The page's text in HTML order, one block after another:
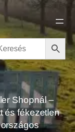
Shopnál –
és fékezetlen